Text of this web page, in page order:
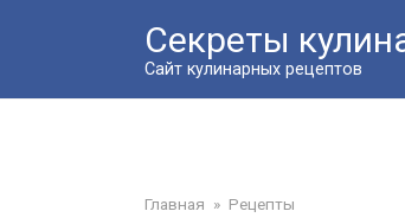
Секреты
Сайт кулинарных рецептов
Главная » Рецепты